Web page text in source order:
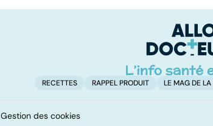
RECETTES RAPPEL PRODUIT LE MAG DE LA
Gestion des cookies